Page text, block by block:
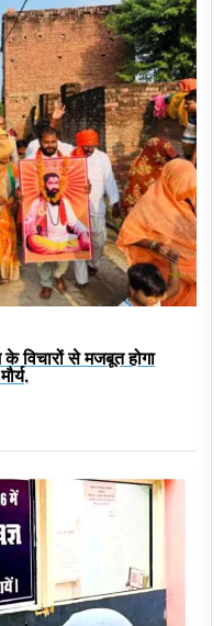
के विचारों से मजबूत होगा